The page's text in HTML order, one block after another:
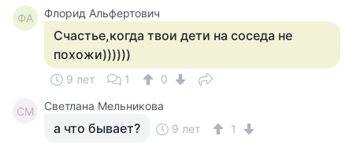
ФА Флорид Альфертович
Счастье,когда твои дети на соседа не
похожи))))))
9 лет 1 0
СМ Светлана Мельникова
а что бывает? 9 лет 1